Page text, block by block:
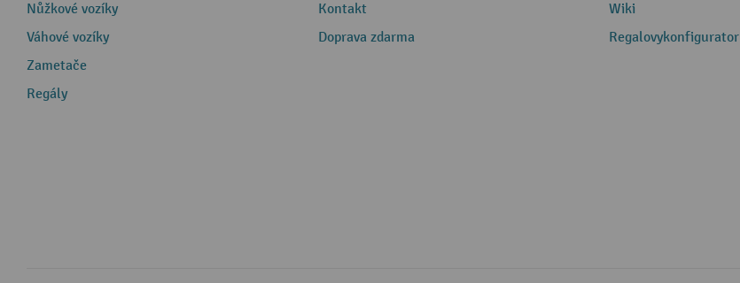
Nůžkové vozíky
Váhové vozíky
Zametače
Regály
Kontakt
Doprava zdarma
Wiki
Regalovykonfigurator